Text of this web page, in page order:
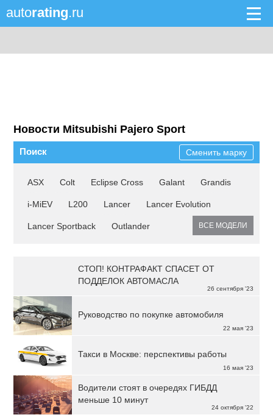
autorating.ru
Новости Mitsubishi Pajero Sport
Поиск Сменить марку
ASX Colt Eclipse Cross Galant Grandis
i-MiEV L200 Lancer Lancer Evolution
Lancer Sportback Outlander ВСЕ МОДЕЛИ
26 сентября '23
СТОП! КОНТРАФАКТ СПАСЕТ ОТ
ПОДДЕЛОК АВТОМАСЛА
22 мая '23
Руководство по покупке автомобиля
16 мая '23
Такси в Москве: перспективы работы
24 октября '22
Водители стоят в очередях ГИБДД
меньше 10 минут